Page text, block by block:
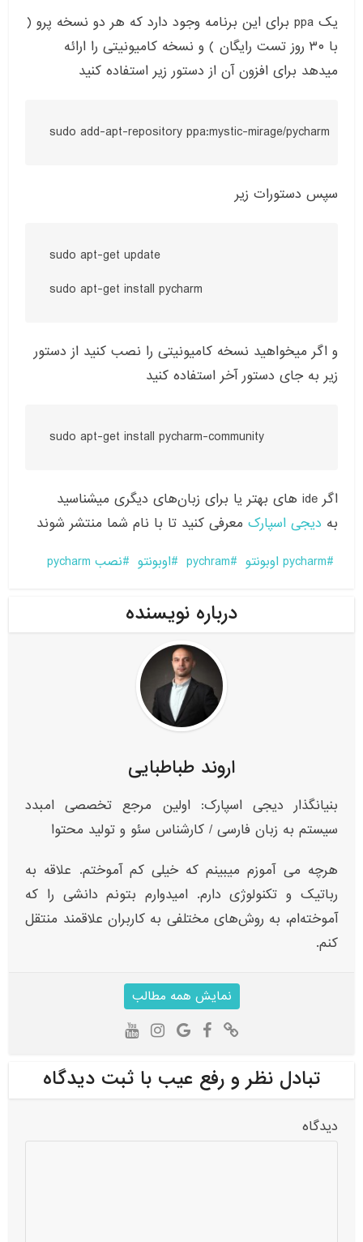
یکppa برای این برنامه وجود دارد که هر دو نسخه پرو (
با ۳۰ روز تست رایگان ) و نسخه کامیونیتی را ارائه
میدهد برای افزون آن از دستور زیر استفاده کنید
sudo add-apt-repository ppa:mystic-mirage/pycharm
سپس دستورات زیر
sudo apt-get update
sudo apt-get install pycharm
و اگر میخواهید نسخه کامیونیتی را نصب کنید از دستور
زیر به جای دستور آخر استفاده کنید
sudo apt-get install pycharm-community
اگرide های بهتر یا برای زبان‌های دیگری میشناسید
به دیجی اسپارک معرفی کنید تا با نام شما منتشر شوند
pycharm اوبونتو pychram اوبونتو نصب pycharm
درباره نویسنده
اروند طباطبایی
بنیانگذار دیجی اسپارک: اولین مرجع تخصصی امبدد
سیستم به زبان فارسی / کارشناس سئو و تولید محتوا
هرچه می آموزم میبینم که خیلی کم آموختم. علاقه به
رباتیک و تکنولوژی دارم. امیدوارم بتونم دانشی را که
آموخته‌ام، به روش‌های مختلفی به کاربران علاقمند منتقل
کنم.
نمایش همه مطالب
تبادل نظر و رفع عیب با ثبت دیدگاه
دیدگاه